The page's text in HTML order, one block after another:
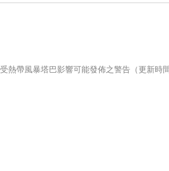
受熱帶風暴塔巴影響可能發佈之警告（更新時